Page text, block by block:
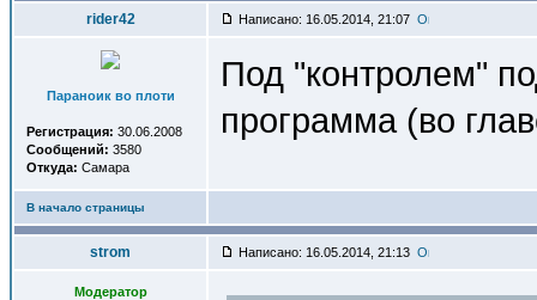
rider42 Написано: 16.05.2014, 21:07
Параноик во плоти
Регистрация: 30.06.2008
Сообщений: 3580
Откуда: Самара
Под "контролем"
программа (во
В начало страницы
strom Написано: 16.05.2014, 21:13
Модератор